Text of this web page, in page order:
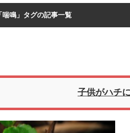
「喘鳴」タグの記事一覧
子供がハチ